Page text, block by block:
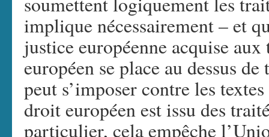
implique nécessairement – et
justice européenne acquise
européen se place au dessus
peut s’imposer contre les
droit européen est issu des
particulier, cela empêche